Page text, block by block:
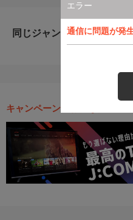
エラー
通信に問題が発
同じジャンルのおすすめ番
キャンペーン・お得な情報